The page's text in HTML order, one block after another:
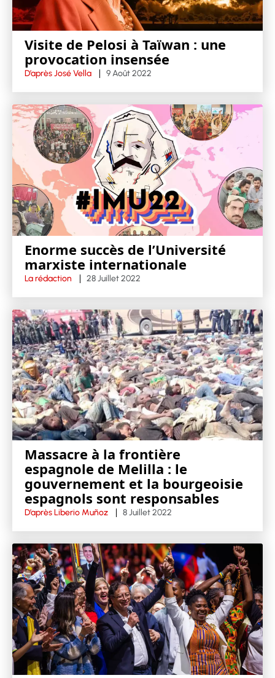
Visite de Pelosi à Taïwan : une
provocation insensée
D’après José Vella 9 Août 2022
Enorme succès de l’Université
marxiste internationale
La rédaction 28 Juillet 2022
Massacre à la frontière
espagnole de Melilla : le
gouvernement et la bourgeoisie
espagnols sont responsables
D’après Liberio Muñoz 8 Juillet 2022